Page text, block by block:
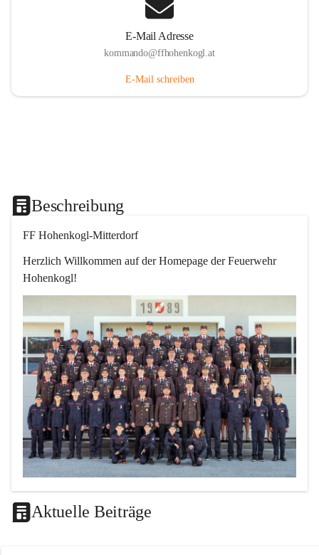
E-Mail Adresse
kommando@ffhohenkogl.at
E-Mail schreiben
Beschreibung
FF Hohenkogl-Mitterdorf
Herzlich Willkommen auf der Homepage der Feuerwehr
Hohenkogl!
Aktuelle Beiträge